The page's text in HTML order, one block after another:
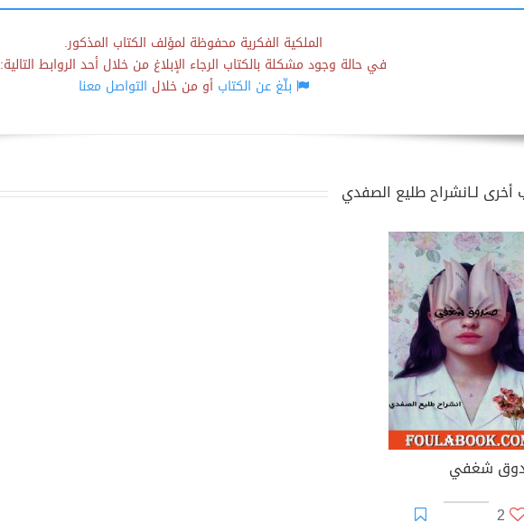
الملكية الفكرية محفوظة لمؤلف الكتاب المذكور.
في حالة وجود مشكلة بالكتاب الرجاء الإبلاغ من خلال أحد الروابط التالية:
بلّغ عن الكتابأو من خلال التواصل معنا
أخرى لـانشراح طليع الصفدي
شغفي
2